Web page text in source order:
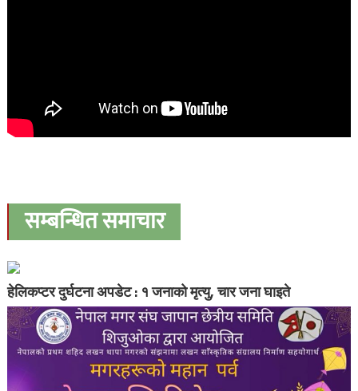
सम्बन्धित समाचार
हेलिकप्टर दुर्घटना अपडेट : १ जनाको मृत्यु, चार जना घाइते